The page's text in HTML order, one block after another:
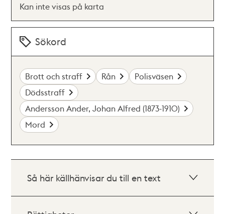
Kan inte visas på karta
Sökord
Brott och straff Rån
Polisväsen
Dödsstraff
Andersson Ander, Johan Alfred (1873-1910)
Mord
Så här källhänvisar du till en text